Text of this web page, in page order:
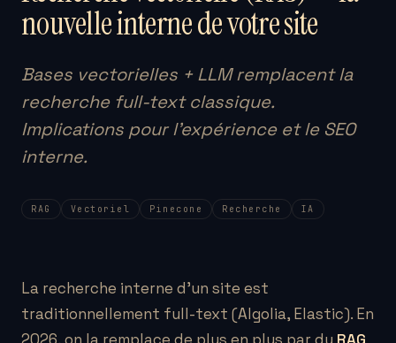
nouvelle interne de votre site
Bases vectorielles + LLM remplacent la
recherche full-text classique.
Implications pour l'expérience et le SEO
interne.
RAG Vectoriel Pinecone Recherche IA
La recherche interne d’un site est
traditionnellement full-text (Algolia, Elastic). En